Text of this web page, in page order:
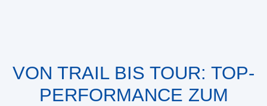
VON TRAIL BIS TOUR: TOP-
PERFORMANCE ZUM